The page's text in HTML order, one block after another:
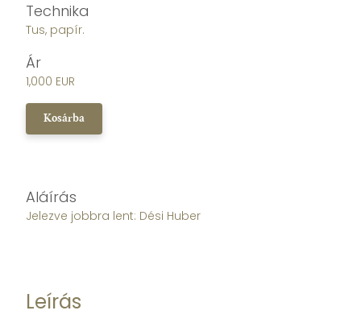
Technika
Tus, papír.
Ár
1,000 EUR
Kosárba
Aláírás
Jelezve jobbra lent: Dési Huber
Leírás